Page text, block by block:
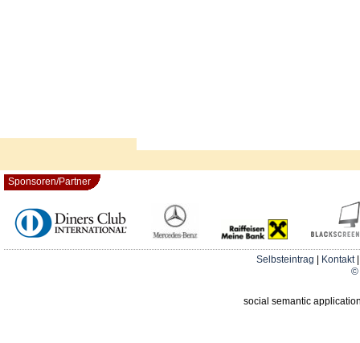
Sponsoren/Partner
Selbsteintrag Kontakt
©
social semantic